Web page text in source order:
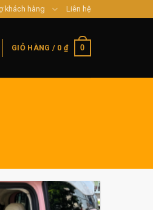
khách hàng Liên hệ
GIỎ HÀNG / 0 ₫ 0